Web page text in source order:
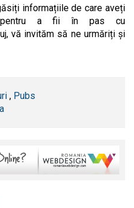
informațiile de care aveți
pentru a fii în pas cu
vă invităm să ne urmăriți și
, Pubs